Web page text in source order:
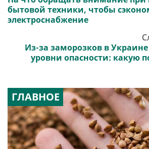
бытовой техники, чтобы
электроснабжение
Из-за заморозков в
уровни опасности: какую
ГЛАВНОЕ